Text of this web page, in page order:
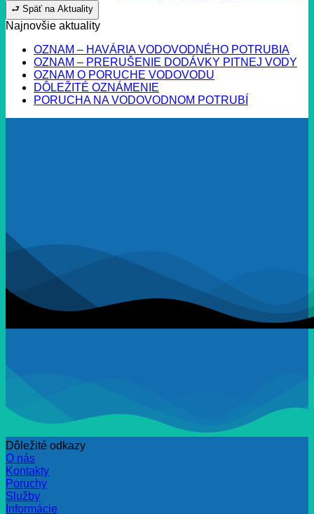
⮐ Späť na Aktuality
Najnovšie aktuality
OZNAM – HAVÁRIA VODOVODNÉHO POTRUBIA
OZNAM – PRERUŠENIE DODÁVKY PITNEJ VODY
OZNAM O PORUCHE VODOVODU
DÔLEŽITÉ OZNÁMENIE
PORUCHA NA VODOVODNOM POTRUBÍ
Dôležité odkazy
O nás
Kontakty
Poruchy
Služby
Informácie